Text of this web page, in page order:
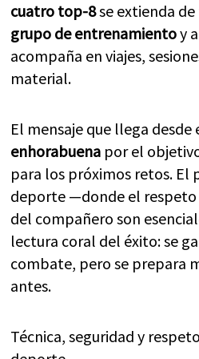
cuatro top-8se extienda
grupo de entrenamientoy
acompaña en viajes,
material.
El mensaje que llega
enhorabuena por el
para los próximos retos. El
deporte —donde el respeto
del compañero son
lectura coral del éxito: se
combate, pero se prepara
antes.
Técnica, seguridad y